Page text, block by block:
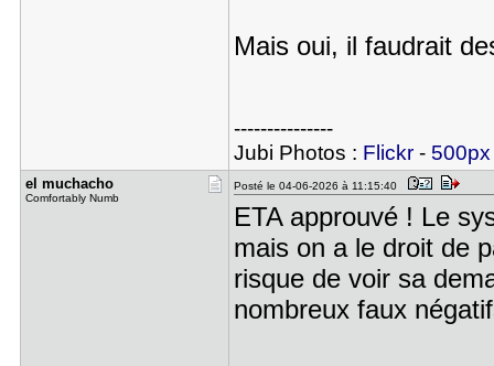
Mais oui, il faudrait
---------------
Jubi Photos : Flickr- 500px
el muchach​o
Comfortably Numb
Posté le 04-06-2026 à 11:15:40
ETA approuvé ! Le
mais on a le droit de
risque de voir sa
nombreux faux